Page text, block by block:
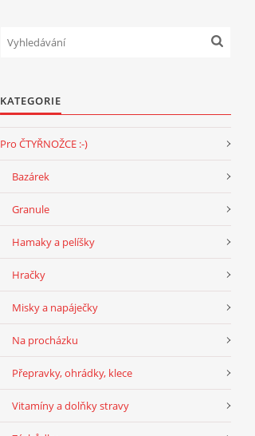
KATEGORIE
Pro ČTYŘNOŽCE :-)
Bazárek
Granule
Hamaky a pelíšky
Hračky
Misky a napáječky
Na procházku
Přepravky, ohrádky, klece
Vitamíny a dolňky stravy